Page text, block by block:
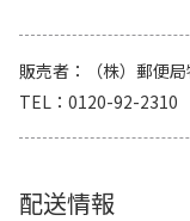
販売者
（株）郵便
TEL
0120-92-2310
配送情報